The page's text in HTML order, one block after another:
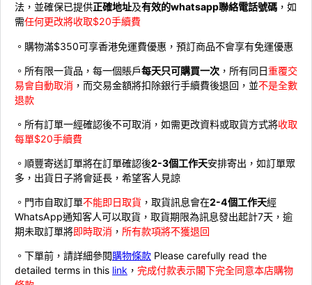
法，並確保已提供正確地址及有效的whatsapp聯絡電話號碼 ，如
需任何更改將收取$20手續費
。購物滿$350可享香港免運費優惠，預訂商品不會享有免運優惠
。所有限一貨品，每一個賬戶每天只可購買一次 ，所有同日重覆交
易會自動取消 ，而交易金額將扣除銀行手續費後退回，並不是全數
退款
。所有訂單一經確認後不可取消，如需更改資料或取貨方式將收取
每單$20手續費
。順豐寄送訂單將在訂單確認後2-3個工作天安排寄出，如訂單眾
多，出貨日子將會延長，希望客人見諒
。門市自取訂單不能即日取貨 ，取貨訊息會在2-4個工作天經
WhatsApp通知客人可以取貨，取貨期限為訊息發出起計7天，逾
期未取訂單將即時取消 ， 所有款項將不獲退回
。下單前，請詳細參閱購物條款 Please carefully read the
detailed terms in this link ， 完成付款表示閣下完全同意本店購物